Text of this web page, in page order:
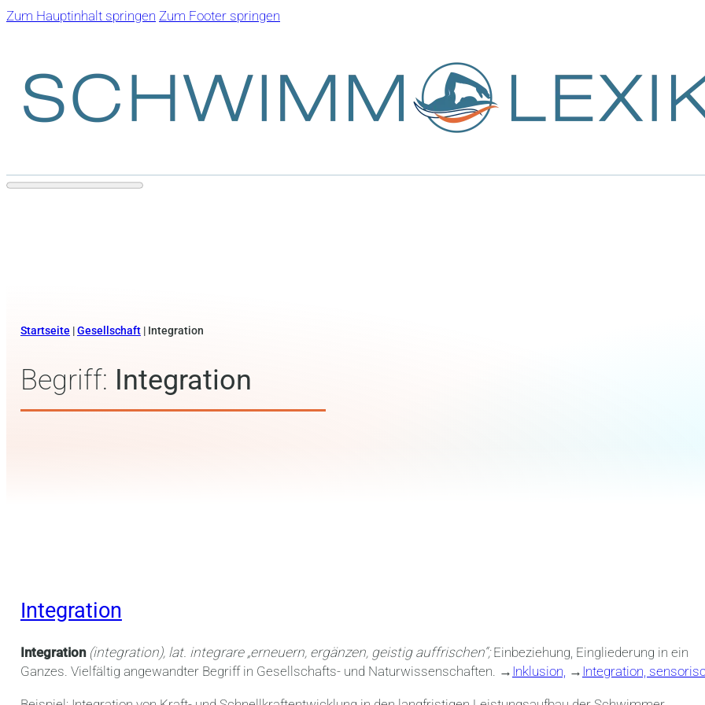
Zum Hauptinhalt springen Zum Footer springen
Startseite |Gesellschaft| Integration
Begriff: Integration
Integration
Integration (integration), lat. integrare „erneuern, ergänzen, geistig auffrischen“;Einbeziehung, Eingliederung in ein
Ganzes. Vielfältig angewandter Begriff in Gesellschafts- und Naturwissenschaften. → Inklusion, → Integration,